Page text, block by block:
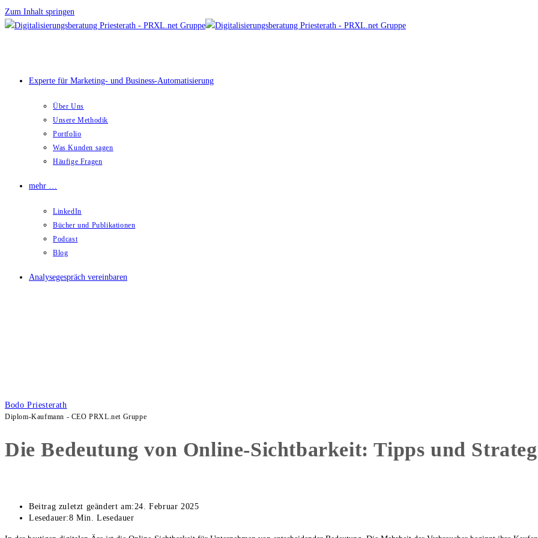
Zum Inhalt springen
Experte für Marketing- und Business-Automatisierung
Über Uns
Unsere Methodik
Portfolio
Was Kunden sagen
Häufige Fragen
mehr …
LinkedIn
Bücher und Publikationen
Podcast
Blog
Analysegespräch vereinbaren
Bodo Priesterath
Diplom-Kaufmann - CEO PRXL.net Gruppe
Die Bedeutung von Online-Sichtbarkeit: Tipps und
Beitrag zuletzt geändert am: 24. Februar 2025
Lesedauer:8 Min. Lesedauer